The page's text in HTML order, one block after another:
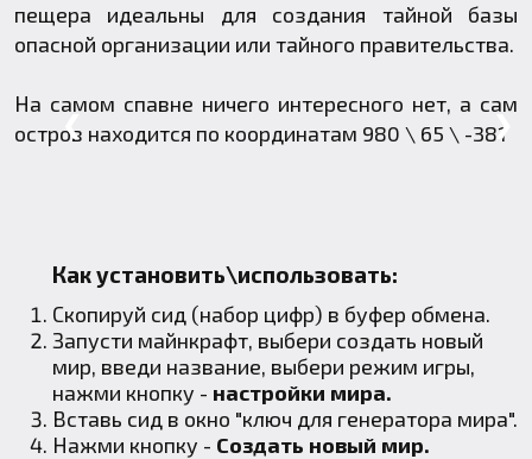
пещера идеальны для создания тайной базы
опасной организации или тайного правительства.
На самом спавне ничего интересного нет, а сам
остров находится по координатам 980 \ 65 \ -381
Как установить\использовать:
Скопируй сид (набор цифр) в буфер обмена.
Запусти майнкрафт, выбери создать новый
мир, введи название, выбери режим игры,
нажми кнопку - настройки мира.
Вставь сид в окно "ключ для генератора мира".
Нажми кнопку - Создать новый мир.
❯